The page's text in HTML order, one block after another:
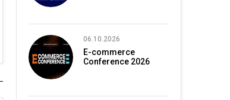
06.10.2026
E-commerce
Conference 2026